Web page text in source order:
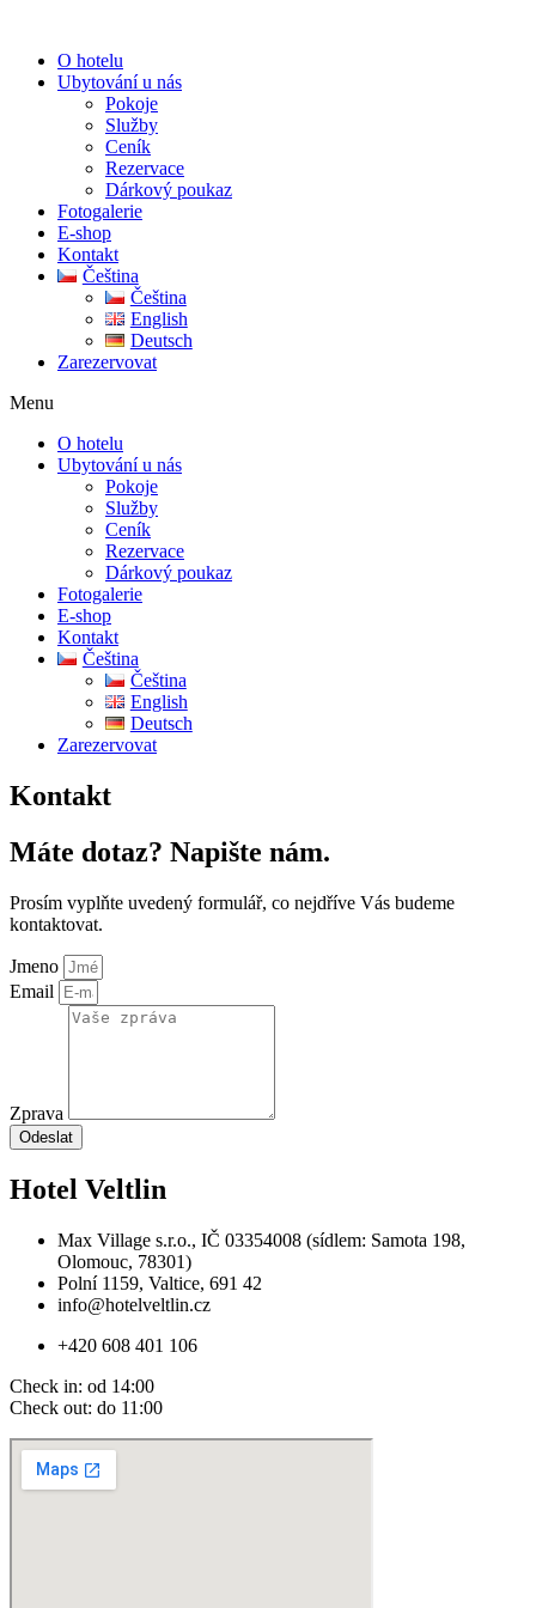
O hotelu
Ubytování u nás
Pokoje
Služby
Ceník
Rezervace
Dárkový poukaz
Fotogalerie
E-shop
Kontakt
Čeština
Čeština
English
Deutsch
Zarezervovat
Menu
O hotelu
Ubytování u nás
Pokoje
Služby
Ceník
Rezervace
Dárkový poukaz
Fotogalerie
E-shop
Kontakt
Čeština
Čeština
English
Deutsch
Zarezervovat
Kontakt
Máte dotaz? Napište nám.
Prosím vyplňte uvedený formulář, co nejdříve Vás budeme
kontaktovat.
Jmeno
Email
Zprava
Odeslat
Hotel Veltlin
Max Village s.r.o., IČ 03354008 (sídlem: Samota 198,
Olomouc, 78301)
Polní 1159, Valtice, 691 42
info@hotelveltlin.cz
+420 608 401 106
Check in: od 14:00
Check out: do 11:00